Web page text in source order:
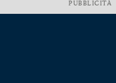
PUBBLICITÀ